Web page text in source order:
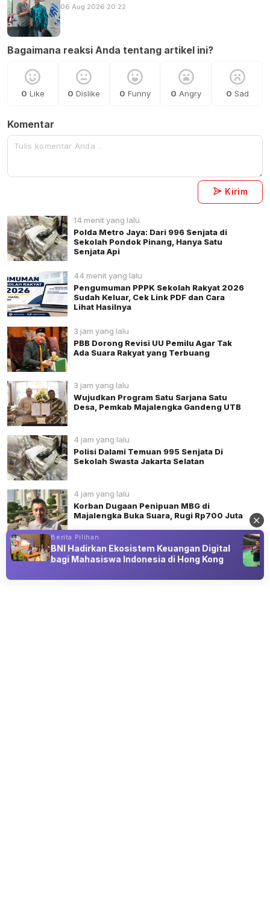
06 Aug 2026 20:22
Bagaimana reaksi Anda tentang artikel ini?
0 Like 0 Dislike 0 Funny 0 Angry 0 Sad
Komentar
Kirim
14 menit yang lalu
Polda Metro Jaya: Dari 996 Senjata di
Sekolah Pondok Pinang, Hanya Satu
Senjata Api
44 menit yang lalu
Pengumuman PPPK Sekolah Rakyat 2026
Sudah Keluar, Cek Link PDF dan Cara
Lihat Hasilnya
3 jam yang lalu
PBB Dorong Revisi UU Pemilu Agar Tak
Ada Suara Rakyat yang Terbuang
3 jam yang lalu
Wujudkan Program Satu Sarjana Satu
Desa, Pemkab Majalengka Gandeng UTB
4 jam yang lalu
Polisi Dalami Temuan 995 Senjata Di
Sekolah Swasta Jakarta Selatan
4 jam yang lalu
Korban Dugaan Penipuan MBG di
Majalengka Buka Suara, Rugi Rp700 Juta
Berita Pilihan
BNI Hadirkan Ekosistem Keuangan Digital
bagi Mahasiswa Indonesia di Hong Kong